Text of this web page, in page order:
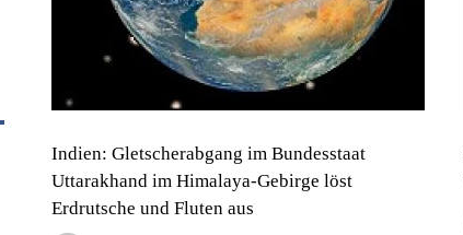
Indien: Gletscherabgang im Bundesstaat
Uttarakhand im Himalaya-Gebirge löst
Erdrutsche und Fluten aus